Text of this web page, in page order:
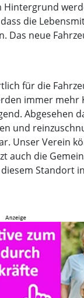
die
neue
für die
immer mehr
Abgesehen
und
Unser Verein
die
Standort